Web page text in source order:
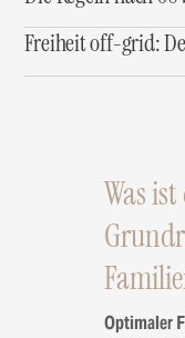
Freiheit off-grid:
Was
Optimaler